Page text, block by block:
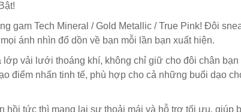
Tech Mineral / Gold Metallic / True Pink! Đôi
ánh nhìn đổ dồn về bạn mỗi lần bạn xuất hiện.
vải lưới thoáng khí, không chỉ giữ cho đôi chân bạn
điểm nhấn tinh tế, phù hợp cho cả những buổi dạo
tức thì mang lại sự thoải mái và hỗ trợ tối ưu, giúp